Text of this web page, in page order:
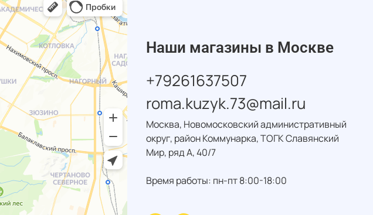
Наши магазины в Москве
+79261637507
roma.kuzyk.73@mail.ru
Москва, Новомосковский административный
округ, район Коммунарка, ТОГК Славянский
Мир, ряд А, 40/7
Время работы: пн-пт 8:00-18:00